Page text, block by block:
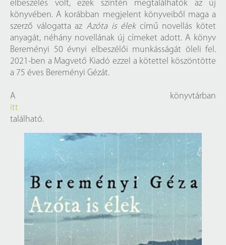
elbeszélés volt, ezek szintén megtalálhatók az új
könyvében. A korábban megjelent könyveiből maga a
szerző válogatta az Azóta is élek című novellás kötet
anyagát, néhány novellának új címeket adott. A könyv
Bereményi 50 évnyi elbeszélői munkásságát öleli fel.
2021-ben a Magvető Kiadó ezzel a kötettel köszöntötte
a 75 éves Bereményi Gézát.
A könyvtárban
itt
található.